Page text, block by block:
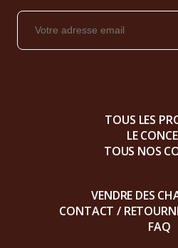
TOUS LES
LE
TOUS NOS
VENDRE DES
CONTACT /
FAQ